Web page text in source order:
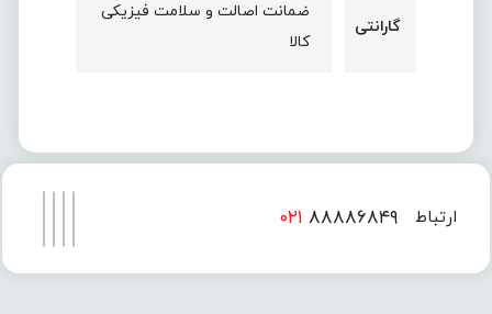
گارانتی
ضمانت اصالت و سلامت فیزیکی
کالا
ارتباط ۰۲۱ ۸۸۸۸۶۸۴۹